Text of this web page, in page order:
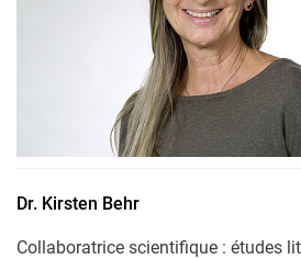
Dr. Kirsten Behr
Collaboratrice scientifique : études